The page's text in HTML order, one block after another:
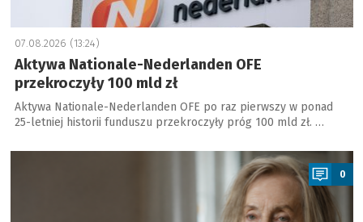
07.08.2026 (13:24)
Aktywa Nationale-Nederlanden OFE
przekroczyły 100 mld zł
Aktywa Nationale-Nederlanden OFE po raz pierwszy w ponad
25-letniej historii funduszu przekroczyły próg 100 mld zł. …
a
0